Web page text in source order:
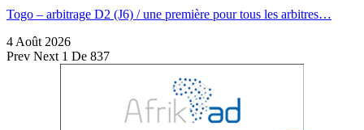
Togo – arbitrage D2 (J6) / une première pour tous les arbitres…
4 Août 2026
Prev Next 1 De 837